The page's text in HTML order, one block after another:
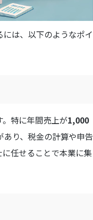
は、以下のようなポイ
特に年間売上が1,000
り、税金の計算や申告
任せることで本業に集